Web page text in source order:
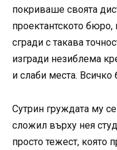
покриваше своята
проектантското
сгради с такава
изгради незиблема
и слаби места.
Сутрин груждата му
сложил върху нея
просто тежест,